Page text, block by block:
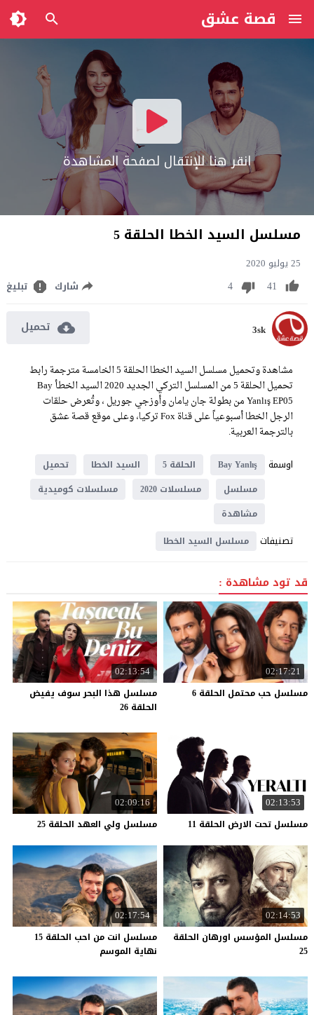
قصة عشق
انقر هنا للإنتقال لصفحة المشاهدة
مسلسل السيد الخطا الحلقة 5
25 يوليو 2020
41
4 شارك تبليغ
3sk تحميل
مشاهدة وتحميل مسلسل السيد الخطا الحلقة 5 الخامسة مترجمة رابط
تحميل الحلقة 5 من المسلسل التركي الجديد 2020 السيد الخطأ Bay
Yanlış EP05 من بطولة جان يامان وأوزجي جوريل ، وتُعرض حلقات
الرجل الخطا أسبوعياً على قناة Fox تركيا، وعلى موقع قصة عشق
بالترجمة العربية.
اوسمة
Bay Yanlış الحلقة 5 السيد الخطا
تحميل
مسلسل
مسلسلات 2020
مسلسلات كوميدية
مشاهدة
تصنيفات مسلسل السيد الخطا
قد تود مشاهدة :
02:17:21
مسلسل حب محتمل الحلقة 6
02:13:54
مسلسل هذا البحر سوف يفيض
الحلقة 26
02:13:53
مسلسل تحت الارض الحلقة 11
02:09:16
مسلسل ولي العهد الحلقة 25
02:14:53
مسلسل المؤسس اورهان الحلقة
25
02:17:54
مسلسل انت من احب الحلقة 15
نهاية الموسم